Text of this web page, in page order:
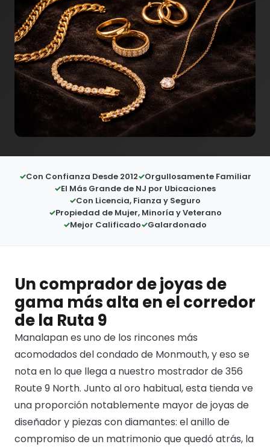
Con Confianza Desde 2012
Orgullosamente Familiar
El Más Grande de NJ por Ubicaciones
Con Licencia, Fianza y Seguro
Propiedad de Mujer, Minoría y Veterano
Mejor Calificado
Galardonado
Un comprador de joyas de
gama más alta en el corredor
de la Ruta 9
Manalapan es uno de los rincones más
acomodados del condado de Monmouth, y eso se
nota en lo que llega a nuestro mostrador de 356
Route 9 North. Junto al oro habitual, esta tienda ve
una proporción notablemente mayor de joyas de
diseñador y piezas con diamantes: el anillo de
compromiso de un matrimonio que quedó atrás, la